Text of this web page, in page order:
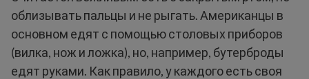
облизывать пальцы и не рыгать. Американцы в
основном едят с помощью столовых приборов
(вилка, нож и ложка), но, например, бутерброды
едят руками. Как правило, у каждого есть своя